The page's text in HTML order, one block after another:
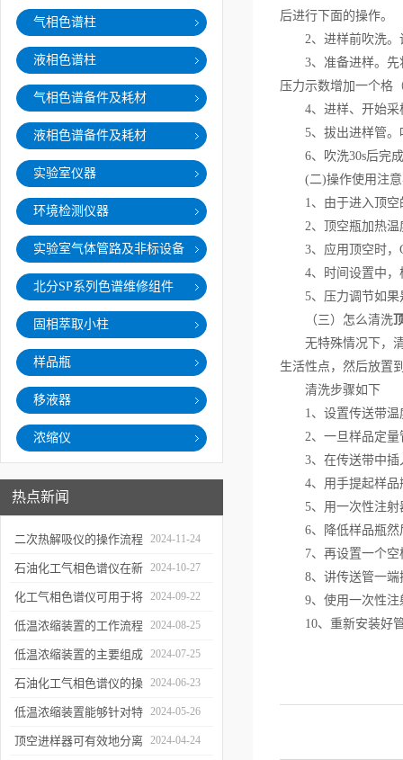
气相色谱柱
液相色谱柱
气相色谱备件及耗材
液相色谱备件及耗材
实验室仪器
环境检测仪器
实验室气体管路及非标设备
北分SP系列色谱维修组件
固相萃取小柱
样品瓶
移液器
浓缩仪
热点新闻
二次热解吸仪的操作流程
和使用注意事项
2024-11-24
石油化工气相色谱仪在新
材料、新产品的研发中的
应用
2024-10-27
化工气相色谱仪可用于将
样品引入色谱柱并推动分
离过程
2024-09-22
低温浓缩装置的工作流程
及使用注意事项
2024-08-25
低温浓缩装置的主要组成
部分及具体工作流程分析
2024-07-25
石油化工气相色谱仪的操
作要点详细分析
2024-06-23
低温浓缩装置能够针对特
定的目标组分进行有效浓
2024-05-26
顶空进样器可有效地分离 2024-04-24
后进行下面的操作。
2、进样前吹洗。设
3、准备进样。先将
压力示数增加一个格
4、进样、开始采样
5、拔出进样管。听
6、吹洗30s后完成
(二)操作使用注意
1、由于进入顶空
2、顶空瓶加热温度
3、应用顶空时，
4、时间设置中，样
5、压力调节如果是
（三）怎么清洗
无特殊情况下，清
生活性点，然后放置
清洗步骤如下
1、设置传送带温
2、一旦样品定量
3、在传送带中插
4、用手提起样品
5、用一次性注射
6、降低样品瓶然
7、再设置一个空样
8、讲传送管一端插
9、使用一次性注
10、重新安装好管